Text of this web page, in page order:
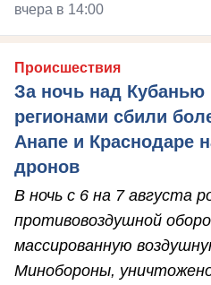
вчера в 14:00
Происшествия
За ночь над Кубанью
регионами сбили
Анапе и Краснодаре
дронов
В ночь с 6 на 7 августа
противовоздушной
массированную
Минобороны,